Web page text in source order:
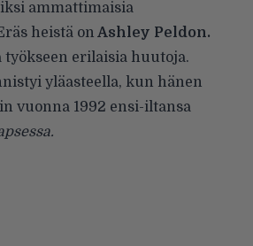
ammattimaisia
heistä on Ashley Peldon.
työkseen erilaisia huutoja.
yläasteella, kun hänen
vuonna 1992 ensi-iltansa